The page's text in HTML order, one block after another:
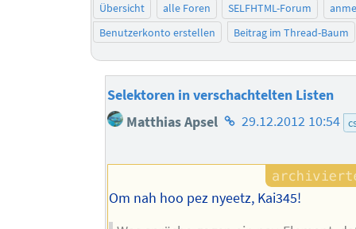
Übersicht alle Foren SELFHTML-Forum
Benutzerkonto erstellen
Beitrag im Thread-Baum
Selektoren in verschachtelten Listen
Matthias Apsel Homepage
Autors
29.12.2012 10:54
Om nah hoo pez nyeetz, Kai345!